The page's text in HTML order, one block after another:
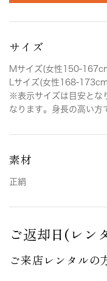
サイズ
Mサイズ(女性150-
Lサイズ(女性168-
※表示サイズは目安とな
なります。身長の高い方
素材
正絹
ご返却日(レン
ご来店レンタルの